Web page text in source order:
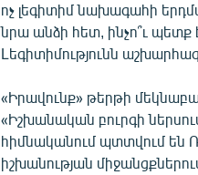
ոչ լեգիտիմ նախագահի
նրա անձի հետ, ինչո՞ւ պետք
Lեգիտիմությունն
«Իրավունք» թերթի
«Իշխանական բուրգի
հիմնականում պտտվում են
իշխանության